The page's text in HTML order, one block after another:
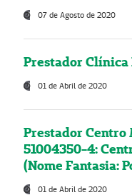
07 de Agosto de 2020
Prestador
01 de Abril de 2020
Prestador
51004350-4:
(Nome Fantasia:
01 de Abril de 2020